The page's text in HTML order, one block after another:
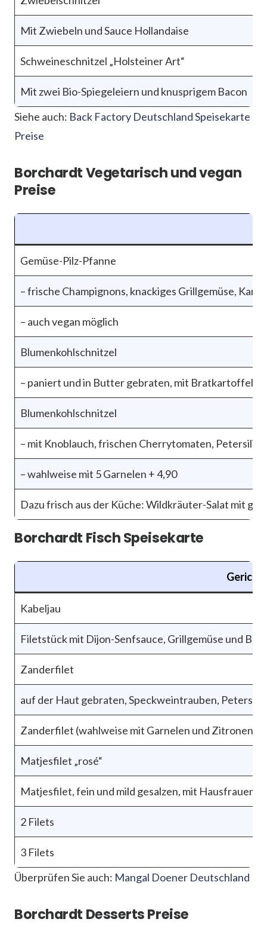
Mit Zwiebeln und Sauce Hollandaise
Schweineschnitzel „Holsteiner Art“
Mit zwei Bio-Spiegeleiern und knusprigem Bacon
Siehe auch: Back Factory Deutschland Speisekarte
Preise
Borchardt Vegetarisch und vegan
Preise
Gemüse-Pilz-Pfanne
– frische Champignons, knackiges Grillgemüse,
– auch vegan möglich
Blumenkohlschnitzel
– paniert und in Butter gebraten, mit Bratkartoffeln,
Blumenkohlschnitzel
– mit Knoblauch, frischen Cherrytomaten,
– wahlweise mit 5 Garnelen + 4,90
Dazu frisch aus der Küche: Wildkräuter-Salat mit
Borchardt Fisch Speisekarte
Gericht
Kabeljau
Filetstück mit Dijon-Senfsauce, Grillgemüse und
Zanderfilet
auf der Haut gebraten, Speckweintrauben,
Zanderfilet (wahlweise mit Garnelen und Zitronen-
Matjesfilet „rosé“
Matjesfilet, fein und mild gesalzen, mit
2 Filets
3 Filets
Überprüfen Sie auch: Mangal Doener Deutschland
Borchardt Desserts Preise